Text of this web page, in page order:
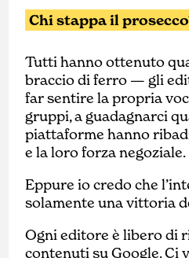
Chi stappa il
Tutti hanno ottenuto
braccio di ferro — gli
far sentire la propria
gruppi, a guadagnarci
piattaforme hanno
e la loro forza negoziale.
Eppure io credo che
solamente una vittoria
Ogni editore è libero di
contenuti su Google. Ci